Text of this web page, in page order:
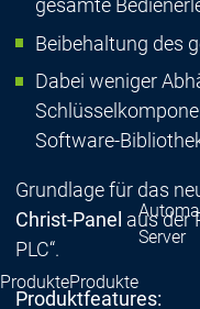
ProdukteProdukte
Server
Beibehaltung des
Dabei weniger
Software-
Grundlage für das
Christ-Panel aus der
PLC“.
Produktfeatures: